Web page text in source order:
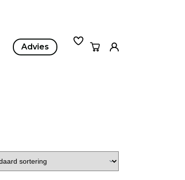
Advies Winkelwagen